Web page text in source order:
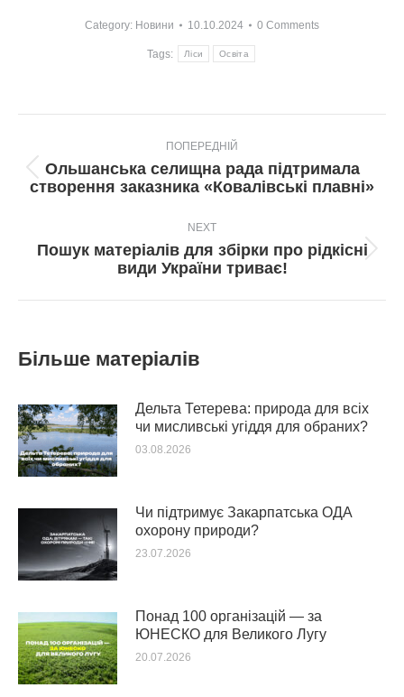
Category: Новини 10.10.2024 0 Comments
Tags: Ліси Освіта
navigation
ПОПЕРЕДНІЙ
Попередній
пост:
Ольшанська селищна рада підтримала
створення заказника «Ковалівські плавні»
NEXT
Next
post:
Пошук матеріалів для збірки про рідкісні
види України триває!
Більше матеріалів
Дельта Тетерева: природа для всіх
чи мисливські угіддя для обраних?
03.08.2026
Чи підтримує Закарпатська ОДА
охорону природи?
23.07.2026
Понад 100 організацій — за
ЮНЕСКО для Великого Лугу
20.07.2026